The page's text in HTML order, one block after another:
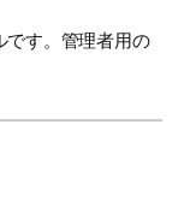
です。管理者用の